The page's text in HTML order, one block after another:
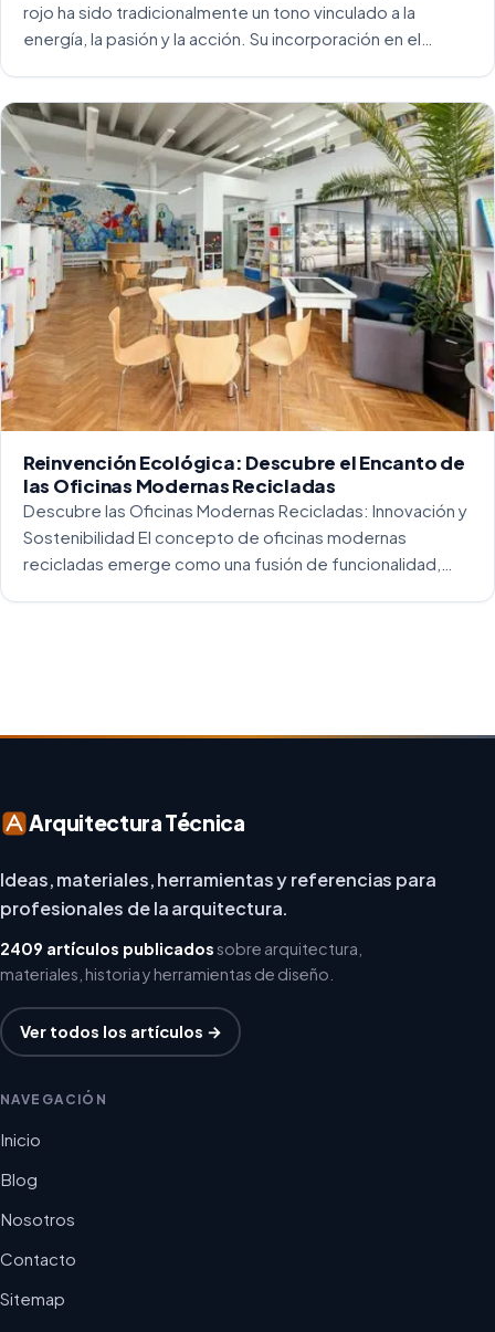
rojo ha sido tradicionalmente un tono vinculado a la
energía, la pasión y la acción. Su incorporación en el
Reinvención Ecológica: Descubre el Encanto de
las Oficinas Modernas Recicladas
Descubre las Oficinas Modernas Recicladas: Innovación y
Sostenibilidad El concepto de oficinas modernas
recicladas emerge como una fusión de funcionalidad,
Arquitectura Técnica
Ideas, materiales, herramientas y referencias para
profesionales de la arquitectura.
2409 artículos publicadossobre arquitectura,
materiales, historia y herramientas de diseño.
Ver todos los artículos →
NAVEGACIÓN
Inicio
Blog
Nosotros
Contacto
Sitemap